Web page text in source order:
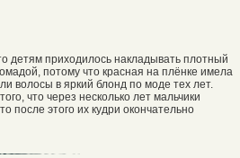
детям приходилось накладывать плотный
потому что красная на плёнке имела
волосы в яркий блонд по моде тех лет.
что через несколько лет мальчики
после этого их кудри окончательно